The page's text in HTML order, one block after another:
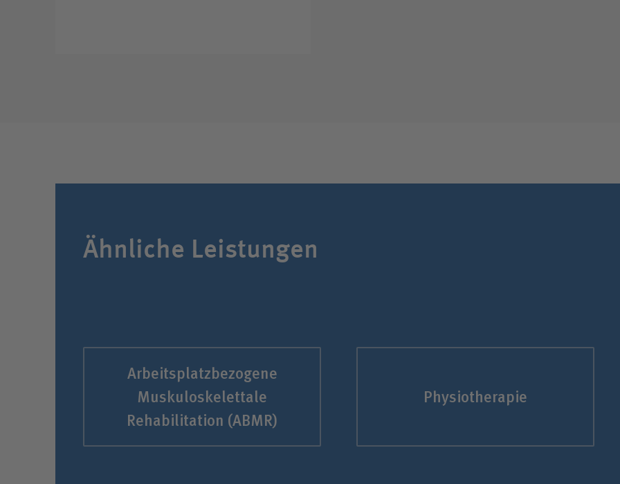
Ähnliche Leistungen
Arbeits­platz­bezogene
Muskulo­skelettale
Rehabilitation (ABMR)
Physiotherapie